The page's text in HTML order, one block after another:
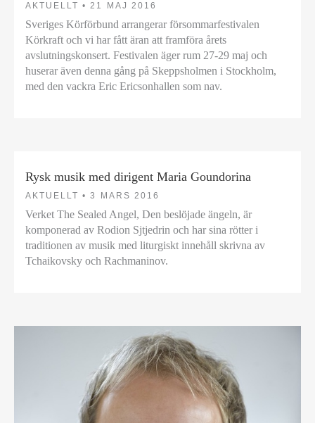
AKTUELLT • 21 MAJ 2016
Sveriges Körförbund arrangerar försommarfestivalen
Körkraft och vi har fått äran att framföra årets
avslutningskonsert. Festivalen äger rum 27-29 maj och
huserar även denna gång på Skeppsholmen i Stockholm,
med den vackra Eric Ericsonhallen som nav.
Rysk musik med dirigent Maria Goundorina
AKTUELLT • 3 MARS 2016
Verket The Sealed Angel, Den beslöjade ängeln, är
komponerad av Rodion Sjtjedrin och har sina rötter i
traditionen av musik med liturgiskt innehåll skrivna av
Tchaikovsky och Rachmaninov.